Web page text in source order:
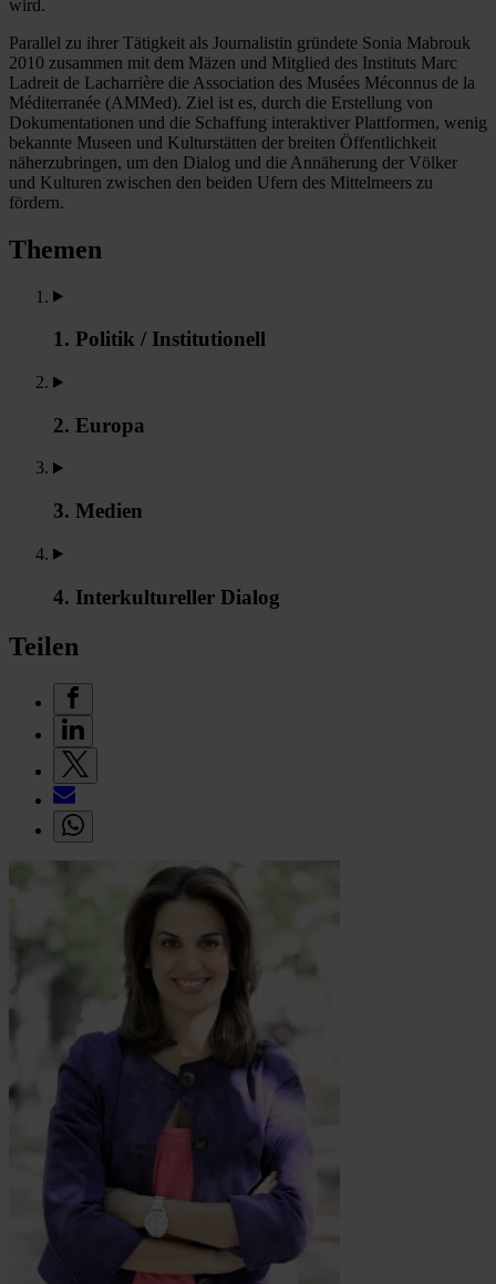
wird.
Parallel zu ihrer Tätigkeit als Journalistin gründete Sonia Mabrouk
2010 zusammen mit dem Mäzen und Mitglied des Instituts Marc
Ladreit de Lacharrière die Association des Musées Méconnus de la
Méditerranée (AMMed). Ziel ist es, durch die Erstellung von
Dokumentationen und die Schaffung interaktiver Plattformen, wenig
bekannte Museen und Kulturstätten der breiten Öffentlichkeit
näherzubringen, um den Dialog und die Annäherung der Völker
und Kulturen zwischen den beiden Ufern des Mittelmeers zu
fördern.
Themen
1. Politik / Institutionell
2. Europa
3. Medien
4. Interkultureller Dialog
Teilen